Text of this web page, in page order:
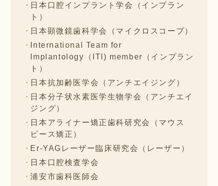
日本口腔インプラント学会（インプラン
ト）
日本顕微鏡歯科学会（マイクロスコープ）
International Team for
Implantology（ITI) member（インプラン
ト）
日本抗加齢医学会（アンチエイジング）
日本分子状水素医学生物学会（アンチエイ
ジング）
日本アライナー矯正歯科研究会（マウス
ピース矯正）
Er-YAGレーザー臨床研究会（レーザー）
日本口腔検査学会
浦安市歯科医師会